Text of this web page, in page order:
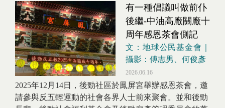
有一種倡議叫做前仆
後繼-中油高廠關廠十
周年感恩茶會側記
文：地球公民基金會｜
攝影：傅志男、何俊彥
2026.06.16
2025年12月14日，後勁社區於鳳屏宮舉辦感恩茶會，邀
請參與反五輕運動的社會各界人士前來聚會。並和後勁